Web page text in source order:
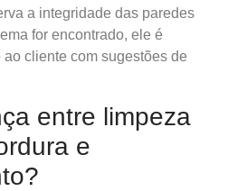
a integridade das paredes
for encontrado, ele é
cliente com sugestões de
entre limpeza
e